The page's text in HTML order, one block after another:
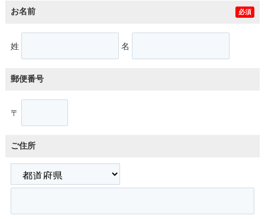
お名前 必須
姓 名
郵便番号
〒
ご住所